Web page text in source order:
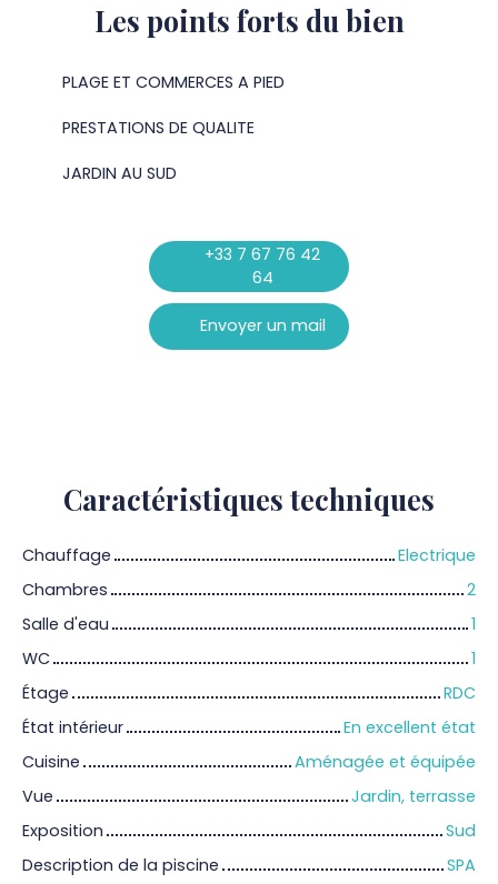
Les points forts du bien
PLAGE ET COMMERCES A PIED
PRESTATIONS DE QUALITE
JARDIN AU SUD
+33 7 67 76 42
64
Envoyer un mail
Caractéristiques techniques
Chauffage
Electrique
Chambres
2
Salle d'eau
1
WC
1
Étage
RDC
État intérieur
En excellent état
Cuisine
Aménagée et équipée
Vue
Jardin, terrasse
Exposition
Sud
Description de la piscine
SPA